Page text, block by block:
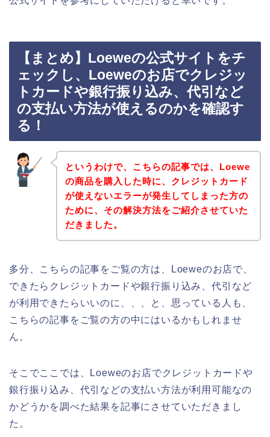
【まとめ】Loeweの公式サイトをチ
ェックし、Loeweのお店でクレジッ
トカードや銀行振り込み、代引など
の支払い方法が使えるのかを確認す
る！
というわけで、こちらの記事では、Loewe
の商品を購入した時に、クレジットカード
が使えないエラーが発生してしまった方の
ために、その解決方法をご紹介させていた
だきました。
多分、こちらの記事をご覧の方は、Loeweのお店で、
できたらクレジットカードや銀行振り込み、代引など
が利用できたらいいのに、、、と、思っている人も、
こちらの記事をご覧の方の中にはいるかもしれませ
ん。
そこでここでは、Loeweのお店でクレジットカードや
銀行振り込み、代引などの支払い方法が利用可能なの
かどうかを調べた結果を記事にさせていただきまし
た。